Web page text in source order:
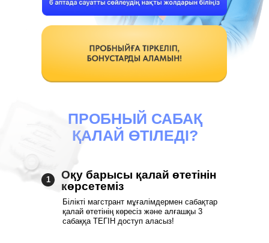
ПРОБНЫЙ САБАҚ
ҚАЛАЙ ӨТІЛЕДІ?
Оқу барысы қалай өтетінін
көрсетеміз
1
Білікті магстрант мұғалімдермен сабақтар
қалай өтетінің көресіз және алғашқы 3
сабаққа ТЕГІН доступ аласыз!